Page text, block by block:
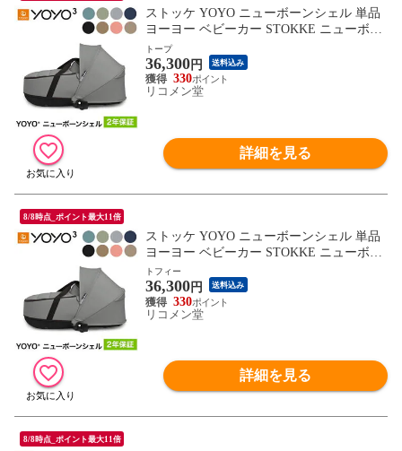
ストッケ YOYO ニューボーンシェル 単品
ヨーヨー ベビーカー STOKKE ニューボー
ン 新生児 ベビーカー コンパクト ストロー
ラー 【正規販売店】 2年保証【送料無料】
トープ
36,300円 送料込み
330
リコメン堂
詳細を見る
8/8時点_ポイント最大11倍
ストッケ YOYO ニューボーンシェル 単品
ヨーヨー ベビーカー STOKKE ニューボー
ン 新生児 ベビーカー コンパクト ストロー
ラー 【正規販売店】 2年保証【送料無料】
トフィー
36,300円 送料込み
330
リコメン堂
詳細を見る
8/8時点_ポイント最大11倍